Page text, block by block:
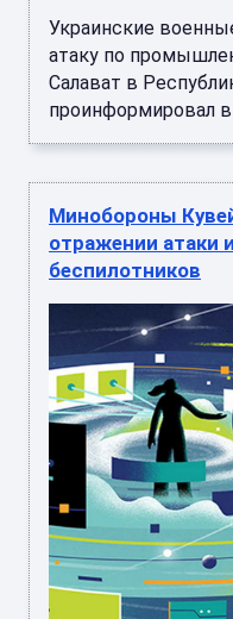
Украинские
атаку по
Салават в
проинформировал
Минобороны
отражении атаки
беспилотников